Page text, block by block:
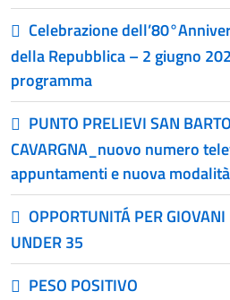
Celebrazione
della Repubblica – 2 giugno
programma
PUNTO PRELIEVI SAN
CAVARGNA_nuovo numero
appuntamenti e nuova
OPPORTUNITÁ PER
UNDER 35
PESO POSITIVO